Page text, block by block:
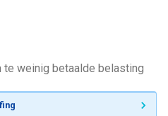
te weinig betaalde belasting